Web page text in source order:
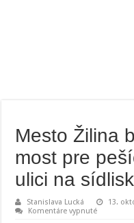
Mesto Žilina
most pre
ulici na
Stanislava Lucká 13.
Komentáre vypnuténa